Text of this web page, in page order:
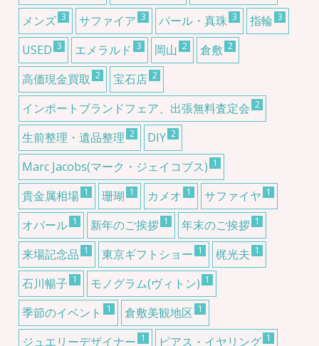
メンズ 3 サファイア 3 パール・真珠 3 指輪 3
USED 3 エメラルド 3 岡山 2 倉敷 2
高価現金買取 2 宝石店 2
インポートブランドフェア、出張無料査定会 2
生前整理・遺品整理 2 DIY 2
Marc Jacobs(マーク・ジェイコブス) 1
貴金属相場 1 珊瑚 1 カメオ 1 サファイヤ 1
オパール 1 新年のご挨拶 1 年末のご挨拶 1
来場記念品 1 東京ギフトショー 1 梶光夫 1
石川暢子 1 モノグラム(ヴィトン) 1
季節のイベント 1 倉敷美観地区 1
ジュエリーデザイナー 1 ピアス・イヤリング 1